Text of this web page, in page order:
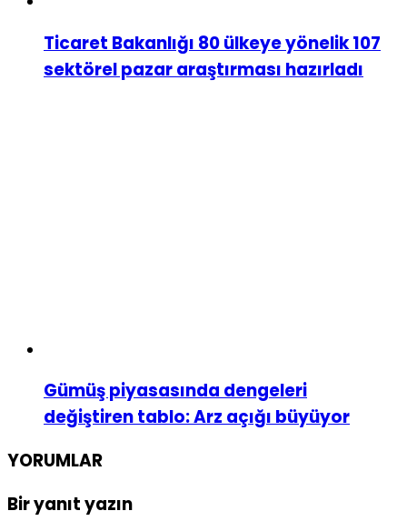
Ticaret Bakanlığı 80 ülkeye yönelik 107
sektörel pazar araştırması hazırladı
Gümüş piyasasında dengeleri
değiştiren tablo: Arz açığı büyüyor
YORUMLAR
Bir yanıt yazın